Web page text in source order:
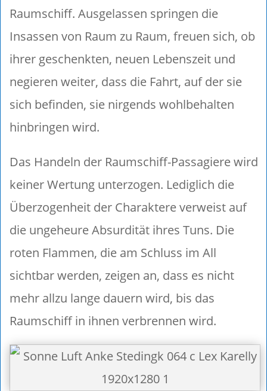
Raumschiff. Ausgelassen springen die
Insassen von Raum zu Raum, freuen sich, ob
ihrer geschenkten, neuen Lebenszeit und
negieren weiter, dass die Fahrt, auf der sie
sich befinden, sie nirgends wohlbehalten
hinbringen wird.
Das Handeln der Raumschiff-Passagiere wird
keiner Wertung unterzogen. Lediglich die
Überzogenheit der Charaktere verweist auf
die ungeheure Absurdität ihres Tuns. Die
roten Flammen, die am Schluss im All
sichtbar werden, zeigen an, dass es nicht
mehr allzu lange dauern wird, bis das
Raumschiff in ihnen verbrennen wird.